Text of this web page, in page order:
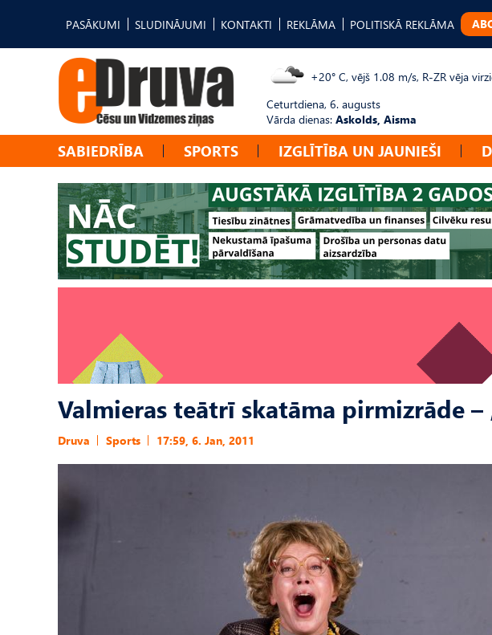
PASĀKUMI SLUDINĀJUMI KONTAKTI REKLĀMA POLITISKĀ REKLĀMA
+20° C, vējš 1.08 m/s, R-ZR vēja
Ceturtdiena, 6. augusts
Vārda dienas: Askolds, Aisma
SABIEDRĪBA SPORTS IZGLĪTĪBA UN JAUNIEŠI
Valmieras teātrī skatāma pirmizrāde –
Druva Sports 17:59, 6. Jan, 2011